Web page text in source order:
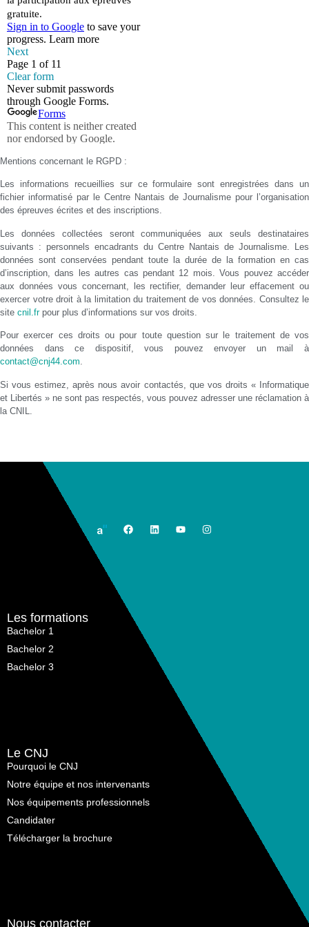
Mentions concernant le RGPD :
Les informations recueillies sur ce formulaire sont enregistrées dans un
fichier informatisé par le Centre Nantais de Journalisme pour l’organisation
des épreuves écrites et des inscriptions.
Les données collectées seront communiquées aux seuls destinataires
suivants : personnels encadrants du Centre Nantais de Journalisme. Les
données sont conservées pendant toute la durée de la formation en cas
d’inscription, dans les autres cas pendant 12 mois. Vous pouvez accéder
aux données vous concernant, les rectifier, demander leur effacement ou
exercer votre droit à la limitation du traitement de vos données. Consultez le
site cnil.frpour plus d’informations sur vos droits.
Pour exercer ces droits ou pour toute question sur le traitement de vos
données dans ce dispositif, vous pouvez envoyer un mail à
contact@cnj44.com.
Si vous estimez, après nous avoir contactés, que vos droits « Informatique
et Libertés » ne sont pas respectés, vous pouvez adresser une réclamation à
la CNIL.
Les formations
Bachelor 1
Bachelor 2
Bachelor 3
Le CNJ
Pourquoi le CNJ
Notre équipe et nos intervenants
Nos équipements professionnels
Candidater
Télécharger la brochure
Nous contacter